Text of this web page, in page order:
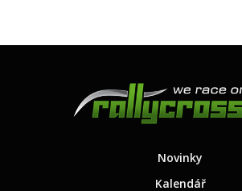
Novinky
Kalendář